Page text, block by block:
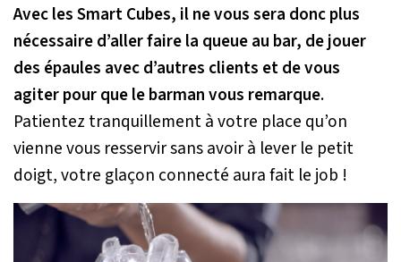
Avec les Smart Cubes, il ne vous sera donc plus
nécessaire d’aller faire la queue au bar, de jouer
des épaules avec d’autres clients et de vous
agiter pour que le barman vous remarque.
Patientez tranquillement à votre place qu’on
vienne vous resservir sans avoir à lever le petit
doigt, votre glaçon connecté aura fait le job !